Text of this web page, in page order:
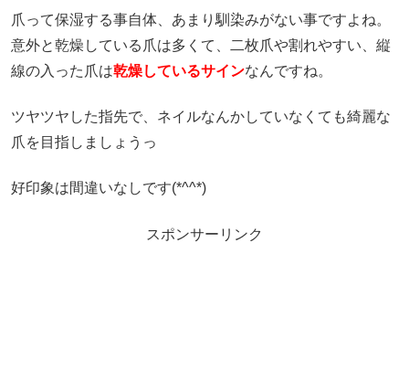
爪って保湿する事自体、あまり馴染みがない事ですよね。
意外と乾燥している爪は多くて、二枚爪や割れやすい、縦
線の入った爪は乾燥しているサインなんですね。
ツヤツヤした指先で、ネイルなんかしていなくても綺麗な
爪を目指しましょうっ
好印象は間違いなしです(*^^*)
スポンサーリンク